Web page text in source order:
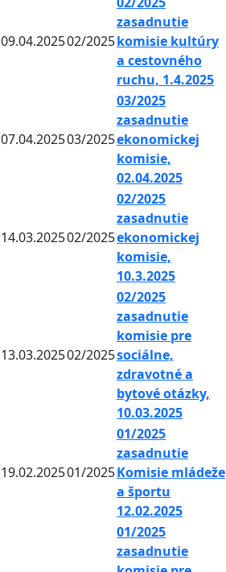
09.04.202502/2025
zasadnutie
komisie kultúry
a cestovného
ruchu, 1.4.2025
07.04.202503/2025
03/2025
zasadnutie
ekonomickej
komisie,
02.04.2025
14.03.202502/2025
02/2025
zasadnutie
ekonomickej
komisie,
10.3.2025
13.03.202502/2025
02/2025
zasadnutie
komisie pre
sociálne,
zdravotné a
bytové otázky,
10.03.2025
19.02.202501/2025
01/2025
zasadnutie
Komisie mládeže
a športu
12.02.2025
01/2025
zasadnutie